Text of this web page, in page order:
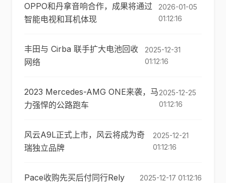
OPPO和丹拿音响合作，成果将通过
智能电视和耳机体现
2026-01-05
01:12:16
丰田与 Cirba 联手扩大电池回收
网络
2025-12-31
01:12:16
2023 Mercedes-AMG ONE来袭，马
力强悍的公路跑车
2025-12-25
01:12:16
风云A9L正式上市，风云将成为奇
瑞独立品牌
2025-12-21
01:12:16
Pace收购先买后付同行Rely 2025-12-17 01:12:16